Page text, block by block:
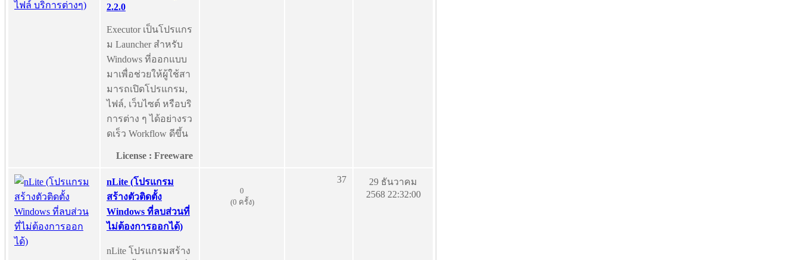
2.2.0
Executor เป็นโปรแกร
ม Launcher สำหรับ
Windows ที่ออกแบบ
มาเพื่อช่วยให้ผู้ใช้สา
มารถเปิดโปรแกรม,
ไฟล์, เว็บไซต์ หรือบริ
การต่าง ๆ ได้อย่างรว
ดเร็ว Workflow ดีขึ้น
License : Freeware
nLite (โปรแกรม
สร้างตัวติดตั้ง
Windows ที่ลบส่วนที่
ไม่ต้องการออกได้)
nLite โปรแกรมสร้าง
0
(0 ครั้ง)
37
29 ธันวาคม
2568 22:32:00